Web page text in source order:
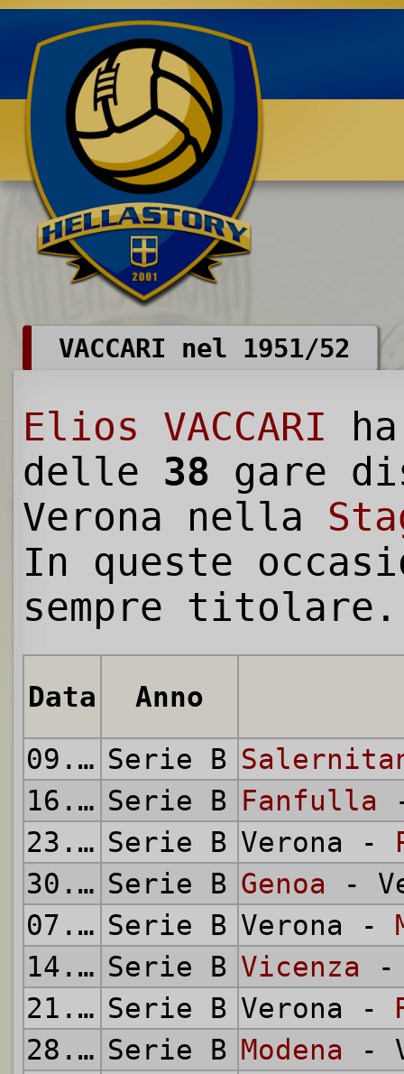
Benvenuti su HELLASTORY.net
VACCARI nel 1951/52
Elios VACCARI
delle 38 gare
Verona nella
In queste
sempre titolare.
Data Anno
09.09.1951 Serie B
16.09.1951 Serie B Fanfulla
23.09.1951 Serie B Verona -
30.09.1951 Serie B Genoa -
07.10.1951 Serie B Verona -
14.10.1951 Serie B Vicenza -
21.10.1951 Serie B Verona -
28.10.1951 Serie B Modena -